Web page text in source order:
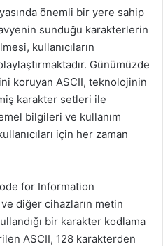
önemli bir yere sahip
sunduğu karakterlerin
kullanıcıların
Günümüzde
koruyan ASCII, teknolojinin
karakter setleri ile
bilgileri ve kullanım
için her zaman
for Information
diğer cihazların metin
bir karakter kodlama
ASCII, 128 karakterden